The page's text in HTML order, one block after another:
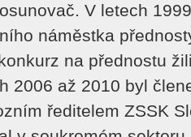
V letech
náměstka
na přednostu
2006 až 2010 byl
ředitelem ZSSK